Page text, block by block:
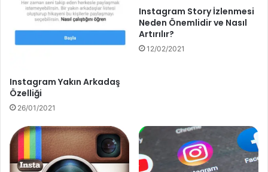
m
a
n
Y
l
Instagram Yakın Arkadaş
Özelliği
26/01/2021
Instagram Story İzlenmesi
Neden Önemlidir ve Nasıl
Artırılır?
12/02/2021